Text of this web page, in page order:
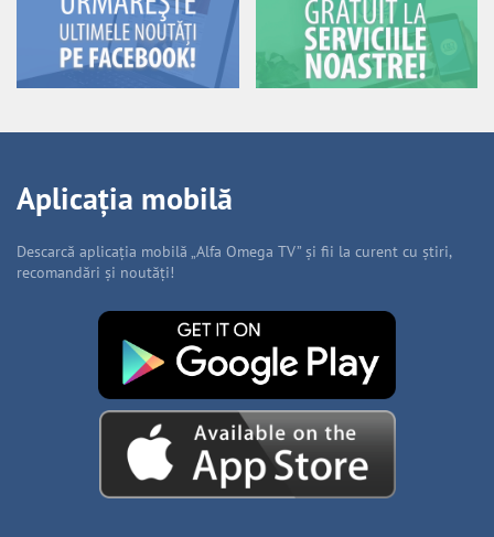
Aplicația mobilă
Descarcă aplicația mobilă „Alfa Omega TV” și fii la curent cu știri,
recomandări și noutăți!